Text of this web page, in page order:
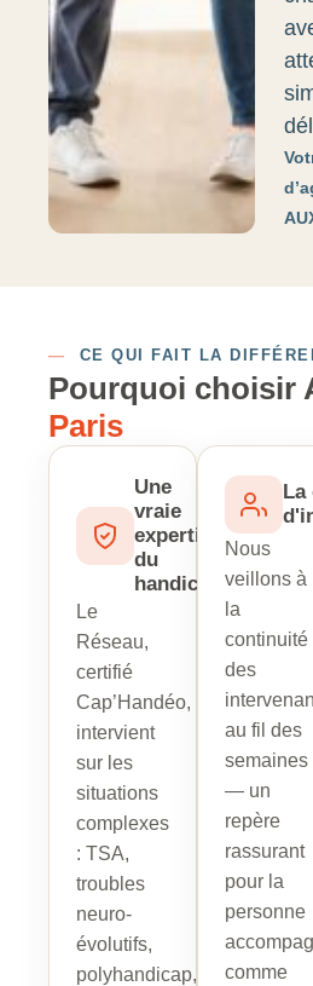
— CE QUI FAIT LA
Pourquoi choisir
Paris
Une
vraie
expertise
du
handicap
Le
Réseau,
certifié
Cap’Handéo,
intervient
sur les
situations
complexes
: TSA,
troubles
neuro-
évolutifs,
polyhandicap,
La
Nous
veillons à
la
continuité
des
au fil des
semaines
— un
repère
rassurant
pour la
personne
comme